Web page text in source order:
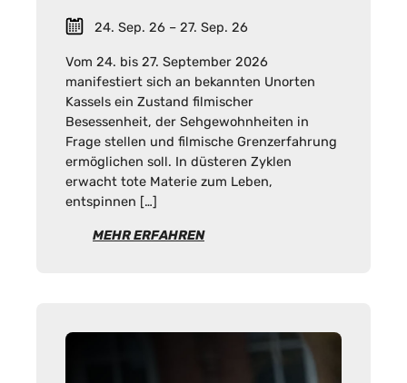
24. Sep. 26 – 27. Sep. 26
Vom 24. bis 27. September 2026
manifestiert sich an bekannten Unorten
Kassels ein Zustand filmischer
Besessenheit, der Sehgewohnheiten in
Frage stellen und filmische Grenzerfahrung
ermöglichen soll. In düsteren Zyklen
erwacht tote Materie zum Leben,
entspinnen […]
MEHR ERFAHREN